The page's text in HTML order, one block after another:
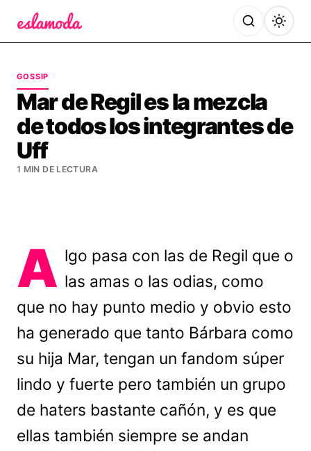
GOSSIP
Mar de Regil es la mezcla
de todos los integrantes de
Uff
1 MIN DE LECTURA
A lgo pasa con las de Regil que o
las amas o las odias, como
que no hay punto medio y obvio esto
ha generado que tanto Bárbara como
su hija Mar, tengan un fandom súper
lindo y fuerte pero también un grupo
de haters bastante cañón, y es que
ellas también siempre se andan